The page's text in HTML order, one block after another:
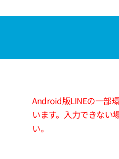
Android版LINEの一部
います。入力できない
い。